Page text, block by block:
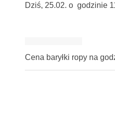
Dziś, 25.02. o godzinie
Cena baryłki ropy na